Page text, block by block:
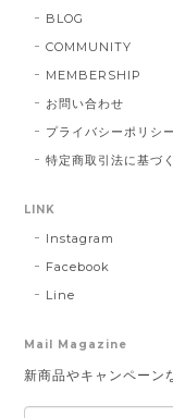
BLOG
COMMUNITY
MEMBERSHIP
お問い合わせ
プライバシーポリシー
特定商取引法に基づ
LINK
Instagram
Facebook
Line
Mail Magazine
新商品やキャンペーン